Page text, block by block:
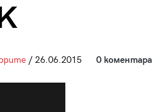
/ 26.06.2015 0 коментара